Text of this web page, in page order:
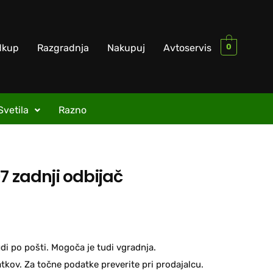
Razgradnja Nakupuj Avtoservis 0
Razno
zadnji odbijač
po pošti. Mogoča je tudi vgradnja.
Za točne podatke preverite pri prodajalcu.